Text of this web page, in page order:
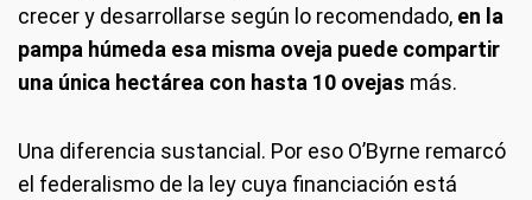
crecer y desarrollarse según lo recomendado, en la
pampa húmeda esa misma oveja puede compartir
una única hectárea con hasta 10 ovejas más.
Una diferencia sustancial. Por eso O’Byrne remarcó
el federalismo de la ley cuya financiación está